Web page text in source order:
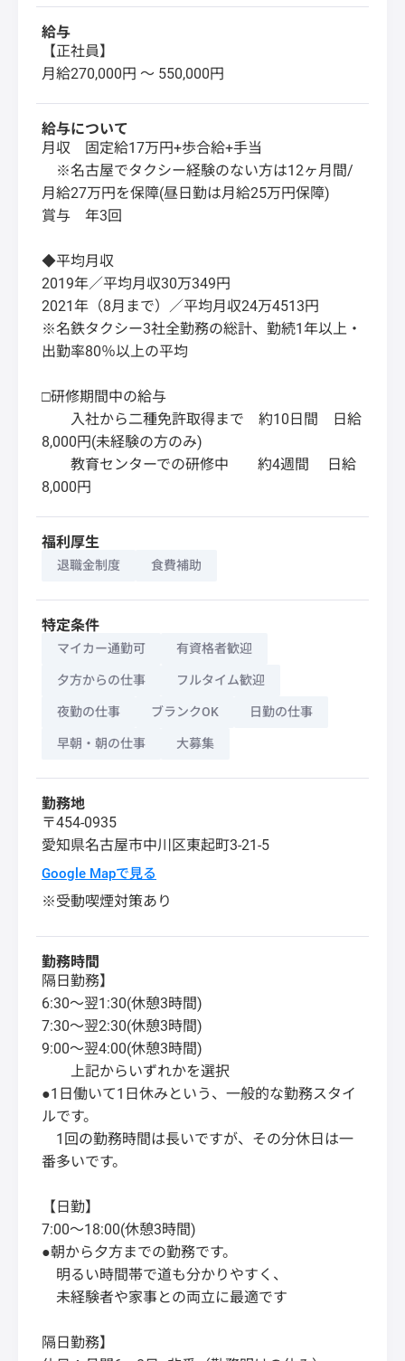
給与
【正社員】
月給270,000円 〜 550,000円
給与について
月収 固定給17万円+歩合給+手当
※名古屋でタクシー経験のない方は12ヶ月間/
月給27万円を保障(昼日勤は月給25万円保障)
賞与 年3回
◆平均月収
2019年／平均月収30万349円
2021年（8月まで）／平均月収24万4513円
※名鉄タクシー3社全勤務の総計、勤続1年以上・
出勤率80％以上の平均
□研修期間中の給与
入社から二種免許取得まで 約10日間 日給
8,000円(未経験の方のみ)
教育センターでの研修中 約4週間 日給
8,000円
福利厚生
退職金制度 食費補助
特定条件
マイカー通勤可 有資格者歓迎
夕方からの仕事 フルタイム歓迎
夜勤の仕事 ブランクOK 日勤の仕事
早朝・朝の仕事 大募集
勤務地
〒454-0935
愛知県名古屋市中川区東起町3-21-5
Google Mapで見る
※受動喫煙対策あり
勤務時間
隔日勤務】
6:30～翌1:30(休憩3時間)
7:30～翌2:30(休憩3時間)
9:00～翌4:00(休憩3時間)
上記からいずれかを選択
●1日働いて1日休みという、一般的な勤務スタイ
ルです。
1回の勤務時間は長いですが、その分休日は一
番多いです。
【日勤】
7:00～18:00(休憩3時間)
●朝から夕方までの勤務です。
明るい時間帯で道も分かりやすく、
未経験者や家事との両立に最適です
隔日勤務】